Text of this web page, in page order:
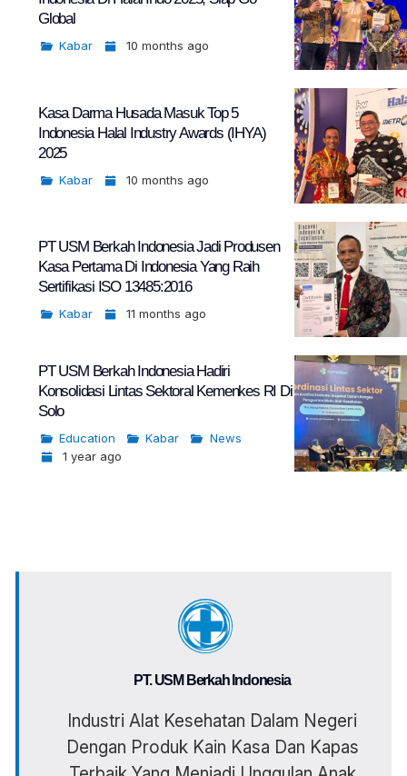
Global
Kabar 10 months ago
Kasa Darma Husada Masuk Top 5
Indonesia Halal Industry Awards (IHYA)
2025
Kabar 10 months ago
PT USM Berkah Indonesia Jadi Produsen
Kasa Pertama Di Indonesia Yang Raih
Sertifikasi ISO 13485:2016
Kabar 11 months ago
PT USM Berkah Indonesia Hadiri
Konsolidasi Lintas Sektoral Kemenkes RI Di
Solo
Education Kabar
News
1 year ago
PT. USM Berkah Indonesia
Industri Alat Kesehatan Dalam Negeri
Dengan Produk Kain Kasa Dan Kapas